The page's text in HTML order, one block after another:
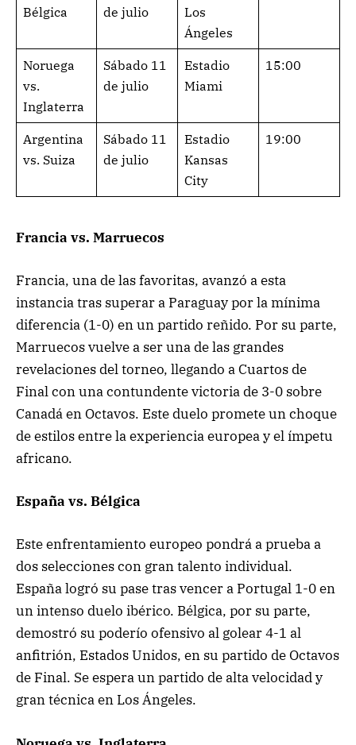
Bélgica
de julio
Los
Ángeles
Noruega
vs.
Inglaterra
Sábado 11
de julio
Estadio
Miami
15:00
Argentina
vs. Suiza
Sábado 11
de julio
Estadio
Kansas
City
19:00
Francia vs. Marruecos
Francia, una de las favoritas, avanzó a esta
instancia tras superar a Paraguay por la mínima
diferencia (1-0) en un partido reñido. Por su parte,
Marruecos vuelve a ser una de las grandes
revelaciones del torneo, llegando a Cuartos de
Final con una contundente victoria de 3-0 sobre
Canadá en Octavos. Este duelo promete un choque
de estilos entre la experiencia europea y el ímpetu
africano.
España vs. Bélgica
Este enfrentamiento europeo pondrá a prueba a
dos selecciones con gran talento individual.
España logró su pase tras vencer a Portugal 1-0 en
un intenso duelo ibérico. Bélgica, por su parte,
demostró su poderío ofensivo al golear 4-1 al
anfitrión, Estados Unidos, en su partido de Octavos
de Final. Se espera un partido de alta velocidad y
gran técnica en Los Ángeles.